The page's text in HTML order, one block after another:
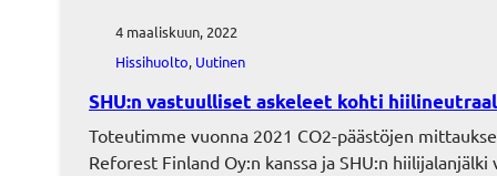
4 maaliskuun, 2022
Hissihuolto, Uutinen
SHU:n vastuulliset askeleet kohti
Toteutimme vuonna 2021 CO2-päästöjen
Reforest Finland Oy:n kanssa ja SHU:n hiilijalanjälki